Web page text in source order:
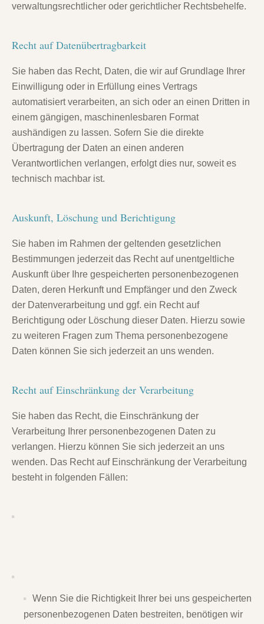
verwaltungsrechtlicher oder gerichtlicher Rechtsbehelfe.
Recht auf Daten­übertrag­barkeit
Sie haben das Recht, Daten, die wir auf Grundlage Ihrer
Einwilligung oder in Erfüllung eines Vertrags
automatisiert verarbeiten, an sich oder an einen Dritten in
einem gängigen, maschinenlesbaren Format
aushändigen zu lassen. Sofern Sie die direkte
Übertragung der Daten an einen anderen
Verantwortlichen verlangen, erfolgt dies nur, soweit es
technisch machbar ist.
Auskunft, Löschung und Berichtigung
Sie haben im Rahmen der geltenden gesetzlichen
Bestimmungen jederzeit das Recht auf unentgeltliche
Auskunft über Ihre gespeicherten personenbezogenen
Daten, deren Herkunft und Empfänger und den Zweck
der Datenverarbeitung und ggf. ein Recht auf
Berichtigung oder Löschung dieser Daten. Hierzu sowie
zu weiteren Fragen zum Thema personenbezogene
Daten können Sie sich jederzeit an uns wenden.
Recht auf Einschränkung der Verarbeitung
Sie haben das Recht, die Einschränkung der
Verarbeitung Ihrer personenbezogenen Daten zu
verlangen. Hierzu können Sie sich jederzeit an uns
wenden. Das Recht auf Einschränkung der Verarbeitung
besteht in folgenden Fällen:
Wenn Sie die Richtigkeit Ihrer bei uns gespeicherten
personenbezogenen Daten bestreiten, benötigen wir